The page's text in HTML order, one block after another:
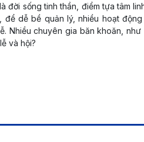
đời sống tinh thần, điểm tựa tâm
để dễ bề quản lý, nhiều hoạt
Nhiều chuyên gia băn khoăn,
và hội?